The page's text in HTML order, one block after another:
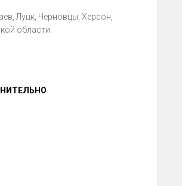
Луцк, Черновцы, Херсон,
области.